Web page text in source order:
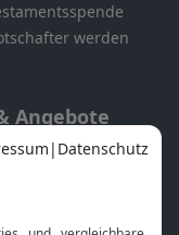
werden
Angebote
App